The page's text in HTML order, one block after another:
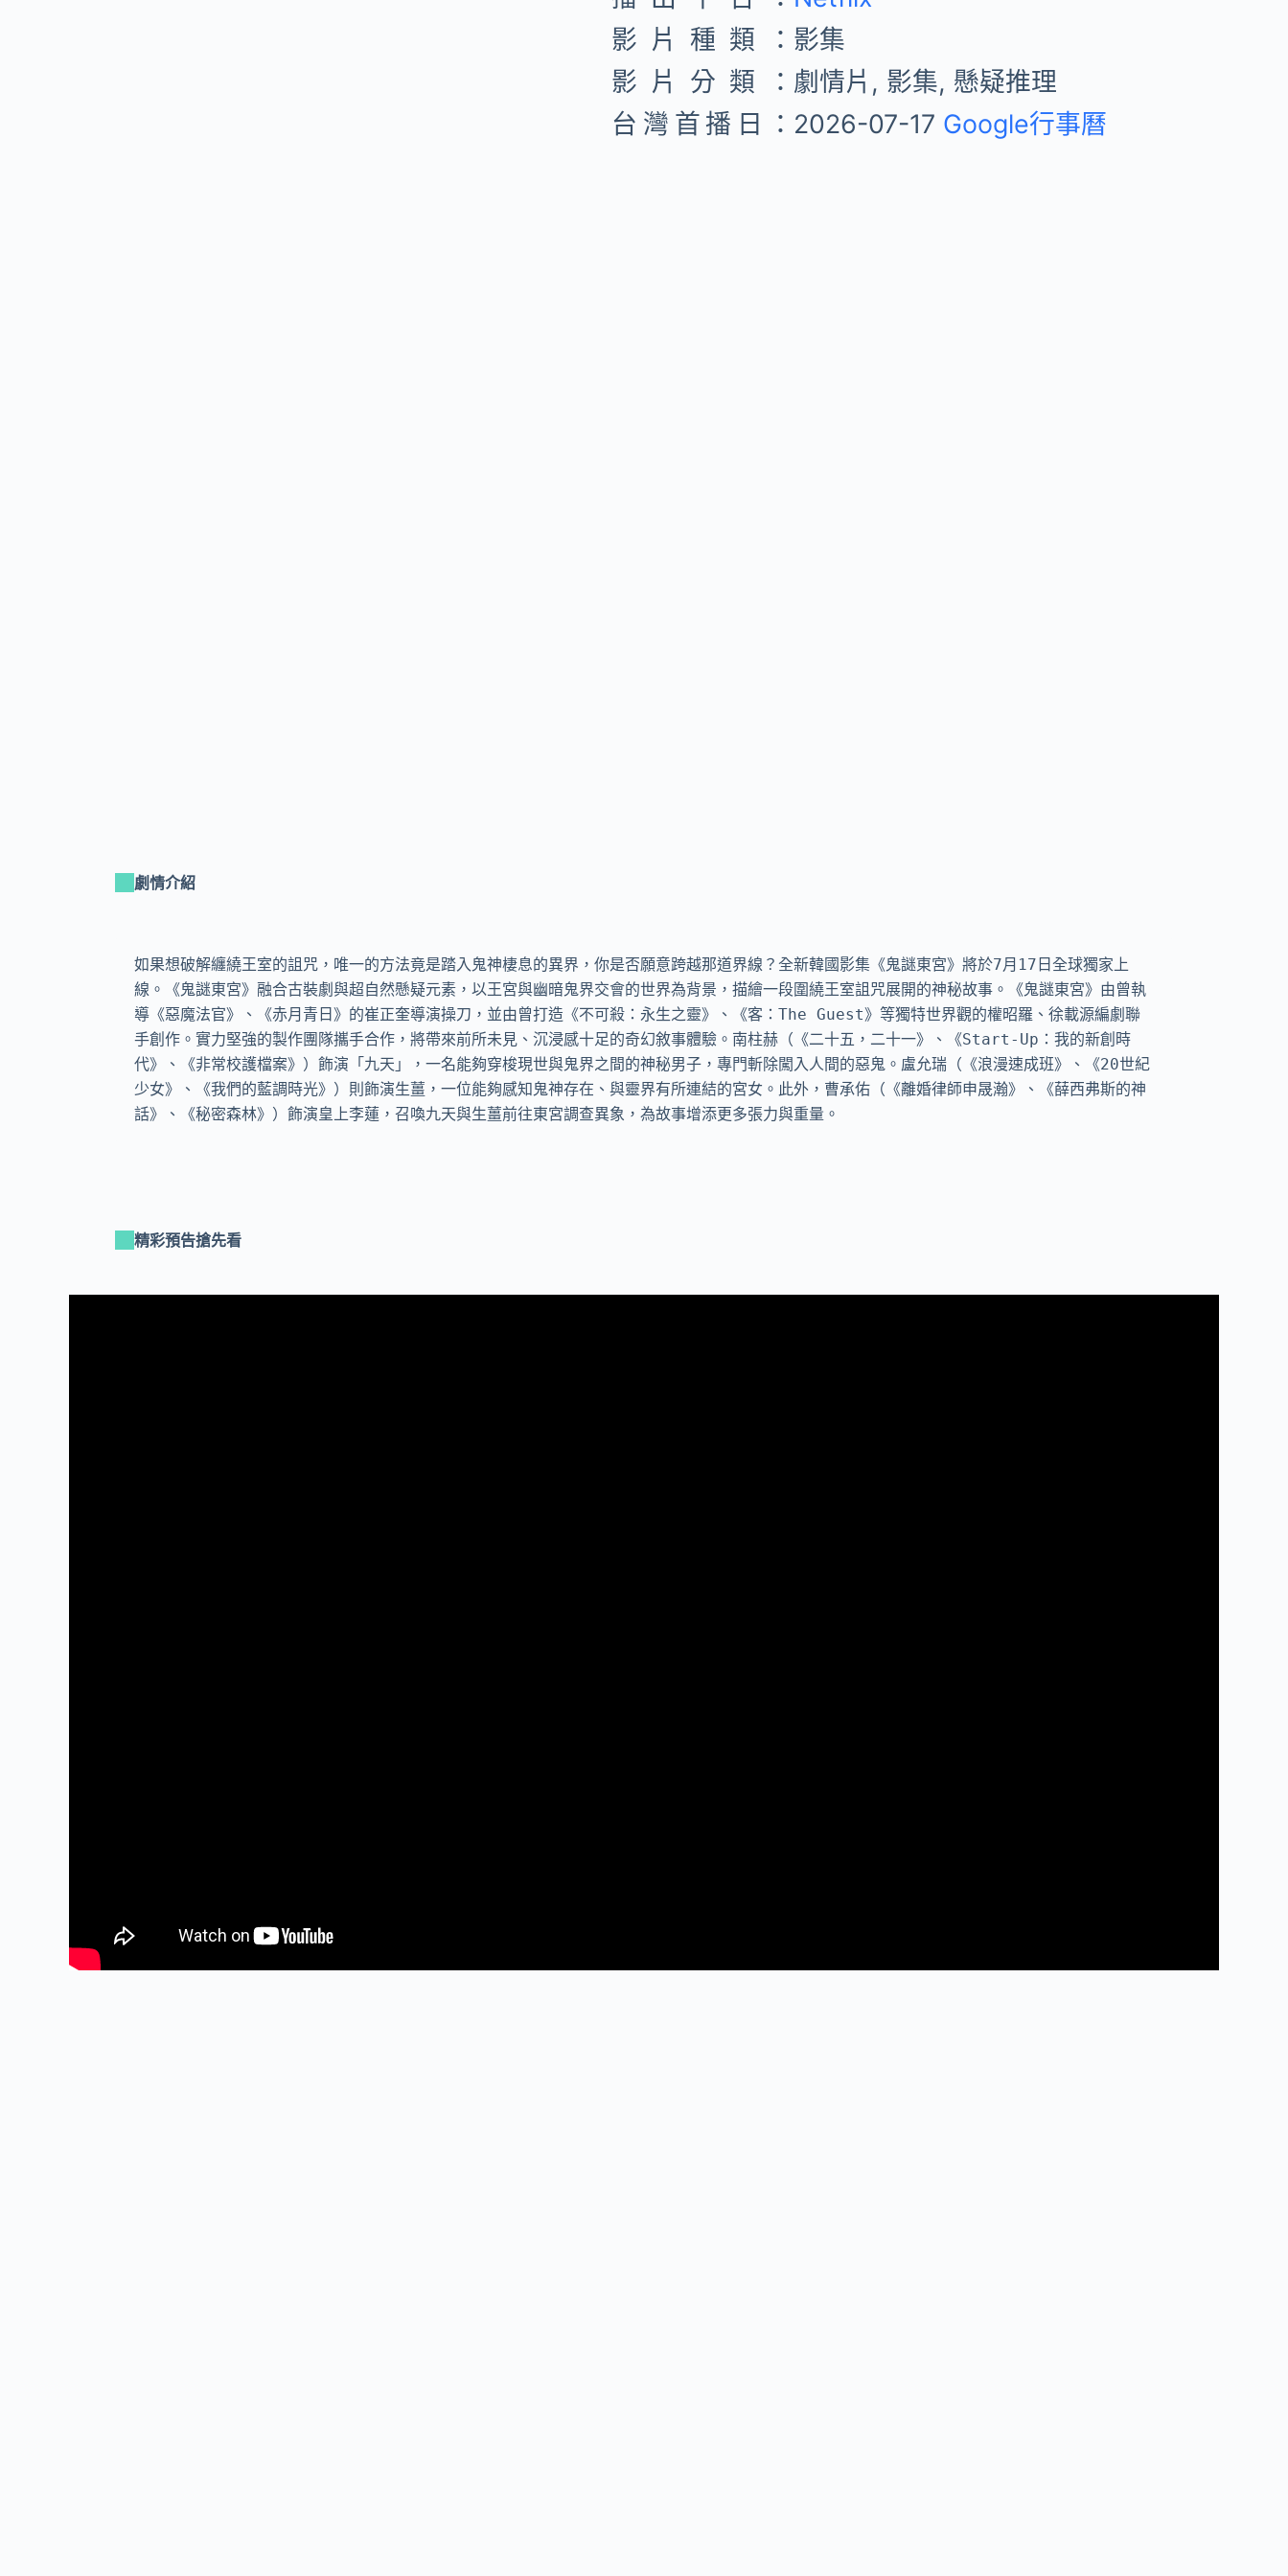
影片種類： 影集
影片分類： 劇情片, 影集, 懸疑推理
台灣首播日： 2026-07-17 Google行事曆
劇情介紹
如果想破解纏繞王室的詛咒，唯一的方法竟是踏入鬼神棲息的異界，你是否願意跨越那道界線？全新韓國影集《鬼謎東宮》將於7月17日全球獨家上
線。《鬼謎東宮》融合古裝劇與超自然懸疑元素，以王宮與幽暗鬼界交會的世界為背景，描繪一段圍繞王室詛咒展開的神秘故事。《鬼謎東宮》由曾執
導《惡魔法官》、《赤月青日》的崔正奎導演操刀，並由曾打造《不可殺：永生之靈》、《客：The Guest》等獨特世界觀的權昭羅、徐載源編劇聯
手創作。實力堅強的製作團隊攜手合作，將帶來前所未見、沉浸感十足的奇幻敘事體驗。南柱赫（《二十五，二十一》、《Start-Up：我的新創時
代》、《非常校護檔案》）飾演「九天」，一名能夠穿梭現世與鬼界之間的神秘男子，專門斬除闖入人間的惡鬼。盧允瑞（《浪漫速成班》、《20世紀
少女》、《我們的藍調時光》）則飾演生薑，一位能夠感知鬼神存在、與靈界有所連結的宮女。此外，曹承佑（《離婚律師申晟瀚》、《薛西弗斯的神
精彩預告搶先看